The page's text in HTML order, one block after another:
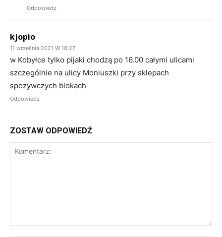
Odpowiedz
kjopio
11 września 2021 W 10:27
w Kobyłce tylko pijaki chodzą po 16.00 całymi ulicami
szczególnie na ulicy Moniuszki przy sklepach
spozywczych blokach
Odpowiedz
ZOSTAW ODPOWIEDŹ